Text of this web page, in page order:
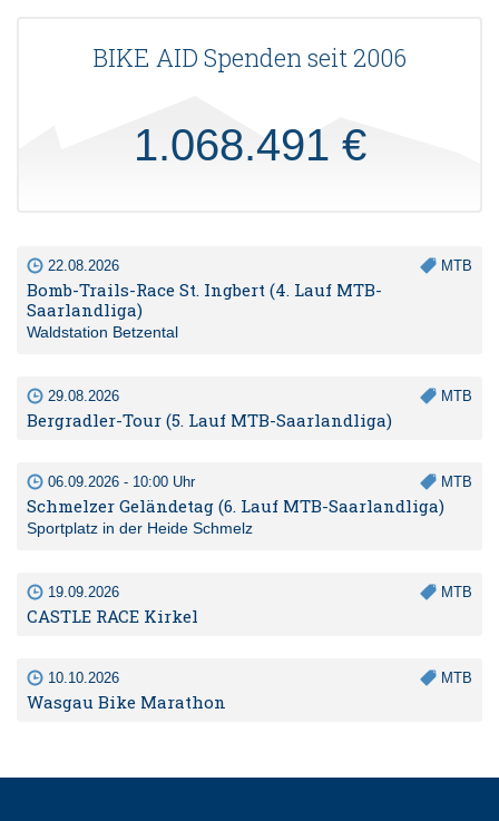
BIKE AID Spenden seit 2006
1.068.491 €
22.08.2026 MTB
Bomb-Trails-Race St. Ingbert (4. Lauf MTB-
Saarlandliga)
Waldstation Betzental
29.08.2026 MTB
Bergradler-Tour (5. Lauf MTB-Saarlandliga)
06.09.2026 - 10:00 Uhr MTB
Schmelzer Geländetag (6. Lauf MTB-Saarlandliga)
Sportplatz in der Heide Schmelz
19.09.2026 MTB
CASTLE RACE Kirkel
10.10.2026 MTB
Wasgau Bike Marathon